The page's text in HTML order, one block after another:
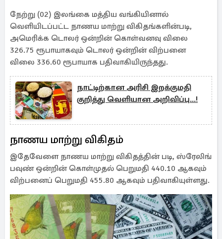
நேற்று (02) இலங்கை மத்திய வங்கியினால்
வெளியிடப்பட்ட நாணய மாற்று விகிதங்களின்படி,
அமெரிக்க டொலர் ஒன்றின் கொள்வனவு விலை
326.75 ரூபாயாகவும் டொலர் ஒன்றின் விற்பனை
விலை 336.60 ரூபாயாக பதிவாகியிருந்தது.
நாட்டிற்கான அரிசி இறக்குமதி
குறித்து வெளியான அறிவிப்பு...!
நாணய மாற்று விகிதம்
இதேவேளை நாணய மாற்று விகிதத்தின் படி, ஸ்ரேலிங்
பவுண் ஒன்றின் கொள்முதல் பெறுமதி 440.10 ஆகவும்
விற்பனைப் பெறுமதி 455.80 ஆகவும் பதிவாகியுள்ளது.